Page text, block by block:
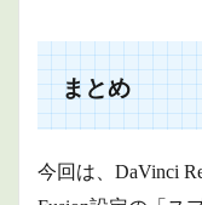
まとめ
今回は、DaVinci